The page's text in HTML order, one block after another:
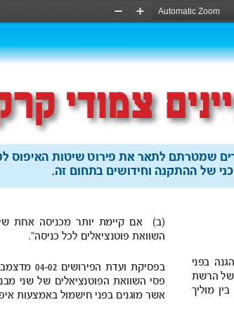
Zoom
Zoom
צמודי
שמטרתם שיטות האיפוס למבנים
שלטכני פירוט כולל
ההתקנה וחידושים זה. בתחום
) מכניסה
השוואת
פוטנציאלים .”
בפסיקת ועדת הפירושים 04-02 מדצמבר
הפוטנציאלים
באמצעות איפוס